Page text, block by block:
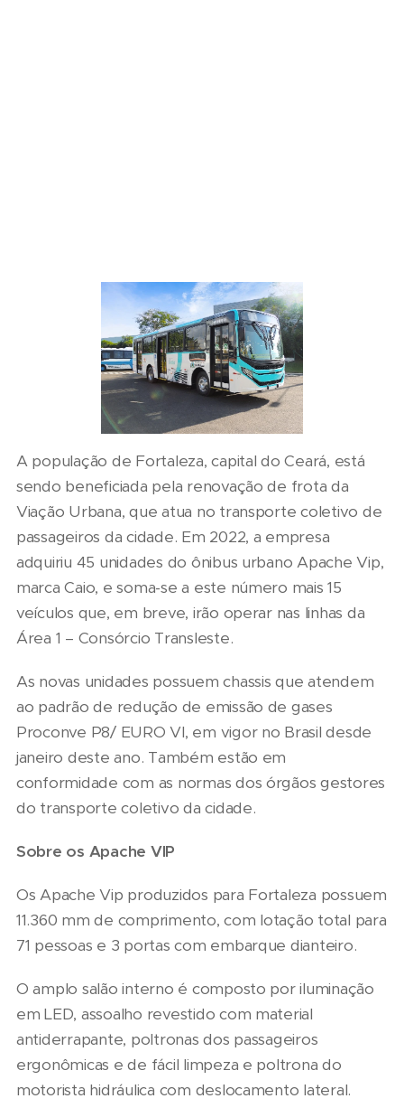
A população de Fortaleza, capital do Ceará, está
sendo beneficiada pela renovação de frota da
Viação Urbana, que atua no transporte coletivo de
passageiros da cidade. Em 2022, a empresa
adquiriu 45 unidades do ônibus urbano Apache Vip,
marca Caio, e soma-se a este número mais 15
veículos que, em breve, irão operar nas linhas da
Área 1 – Consórcio Transleste.
As novas unidades possuem chassis que atendem
ao padrão de redução de emissão de gases
Proconve P8/ EURO VI, em vigor no Brasil desde
janeiro deste ano. Também estão em
conformidade com as normas dos órgãos gestores
do transporte coletivo da cidade.
Sobre os Apache VIP
Os Apache Vip produzidos para Fortaleza possuem
11.360 mm de comprimento, com lotação total para
71 pessoas e 3 portas com embarque dianteiro.
O amplo salão interno é composto por iluminação
em LED, assoalho revestido com material
antiderrapante, poltronas dos passageiros
ergonômicas e de fácil limpeza e poltrona do
motorista hidráulica com deslocamento lateral.